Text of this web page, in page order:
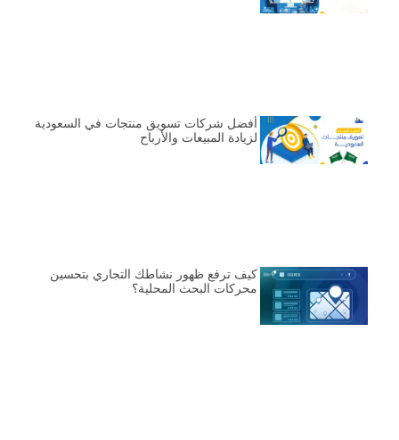
أفضل شركات تسويق منتجات في السعودية
لزيادة المبيعات والأرباح
كيف ترفع ظهور نشاطك التجاري بتحسين
محركات البحث المحلية؟